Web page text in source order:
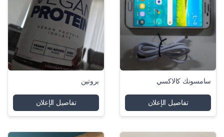
سامسونك كالاكسي
تفاصيل الإعلان
بروتين
تفاصيل الإعلان